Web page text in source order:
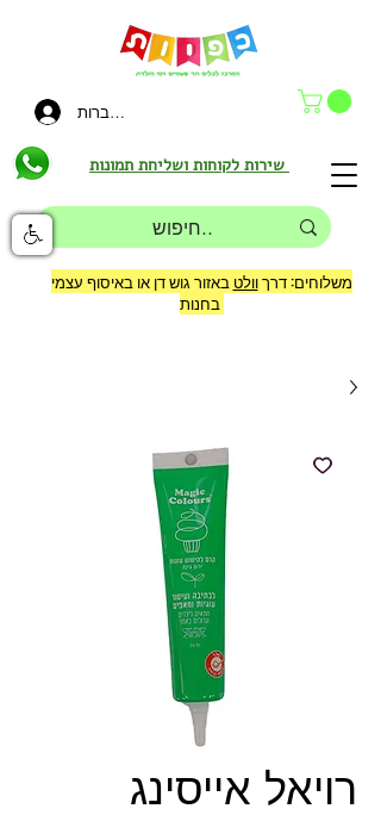
להתחברות
משלוחים: דרךוולט באזור גוש דן או באיסוף עצמי
בחנות
רויאל אייסינג